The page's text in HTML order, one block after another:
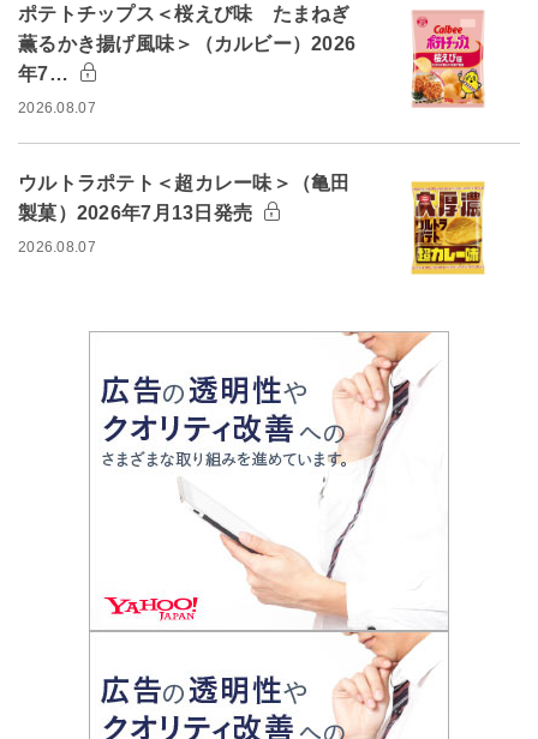
ポテトチップス＜桜えび味 たまねぎ
薫るかき揚げ風味＞（カルビー）2026
年7…
2026.08.07
ウルトラポテト＜超カレー味＞（亀田
製菓）2026年7月13日発売
2026.08.07